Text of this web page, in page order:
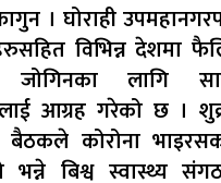
। घोराही
विभिन्न देशमा
जोगिनका लागि
आग्रह गरेको छ ।
बैठकले कोरोना
बिश्व स्वास्थ्य